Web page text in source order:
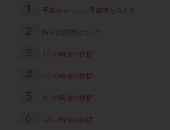
手紙やメールに季節感を与える
時候の挨拶について
1月の時候の挨拶
2月の時候の挨拶
3月の時候の挨拶
4月の時候の挨拶